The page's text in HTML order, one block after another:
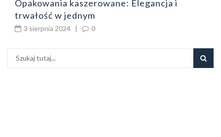
Opakowania kaszerowane: Elegancja i
trwałość w jednym
3 sierpnia 2024 | 0